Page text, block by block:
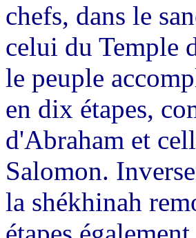
chefs, dans le
celui du Temple
le peuple
en dix étapes,
d'Abraham et
Salomon.
la shékhinah